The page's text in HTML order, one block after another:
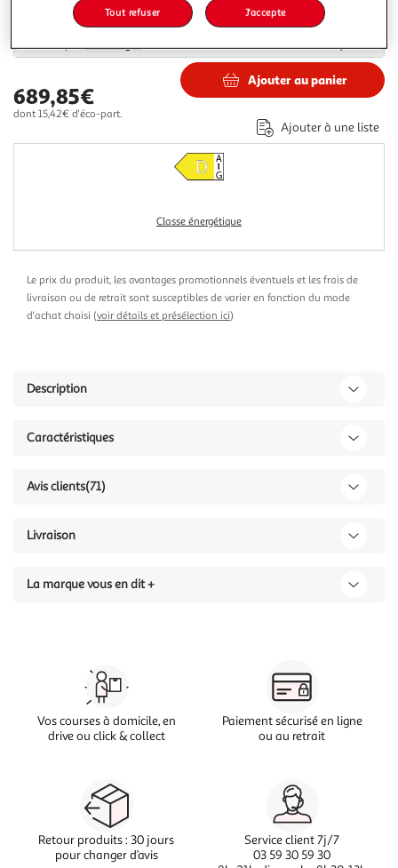
Plus d'options
Vendu parBoulanger 806,42€
689,85€
dont 15,42€ d'éco-part.
Ajouter au panier
Ajouter à une liste
Classe énergétique
Le prix du produit, les avantages promotionnels éventuels et les frais de
livraison ou de retrait sont susceptibles de varier en fonction du mode
d'achat choisi (voir détails et présélection ici)
Description
Caractéristiques
Avis clients(71)
Livraison
La marque vous en dit +
Vos courses à domicile, en
drive ou click & collect
Paiement sécurisé en ligne
ou au retrait
Retour produits : 30 jours
pour changer d’avis
Service client 7j/7
03 59 30 59 30
Tout refuser J'accepte